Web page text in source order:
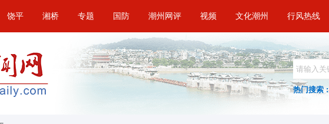
饶平 湘桥 专题 国防 潮州网评 视频 文化潮州 行风热线
热门搜索 :